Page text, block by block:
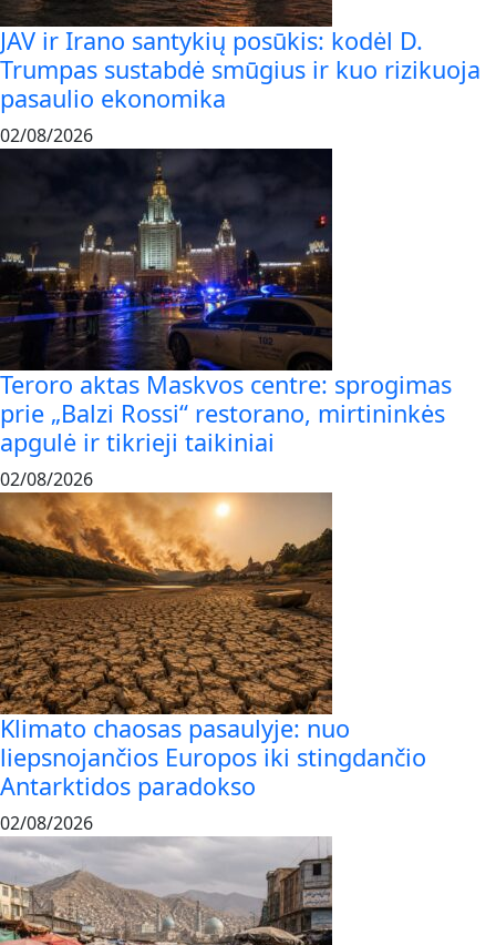
JAV ir Irano santykių posūkis: kodėl D.
Trumpas sustabdė smūgius ir kuo rizikuoja
pasaulio ekonomika
02/08/2026
Teroro aktas Maskvos centre: sprogimas
prie „Balzi Rossi“ restorano, mirtininkės
apgulė ir tikrieji taikiniai
02/08/2026
Klimato chaosas pasaulyje: nuo
liepsnojančios Europos iki stingdančio
Antarktidos paradokso
02/08/2026